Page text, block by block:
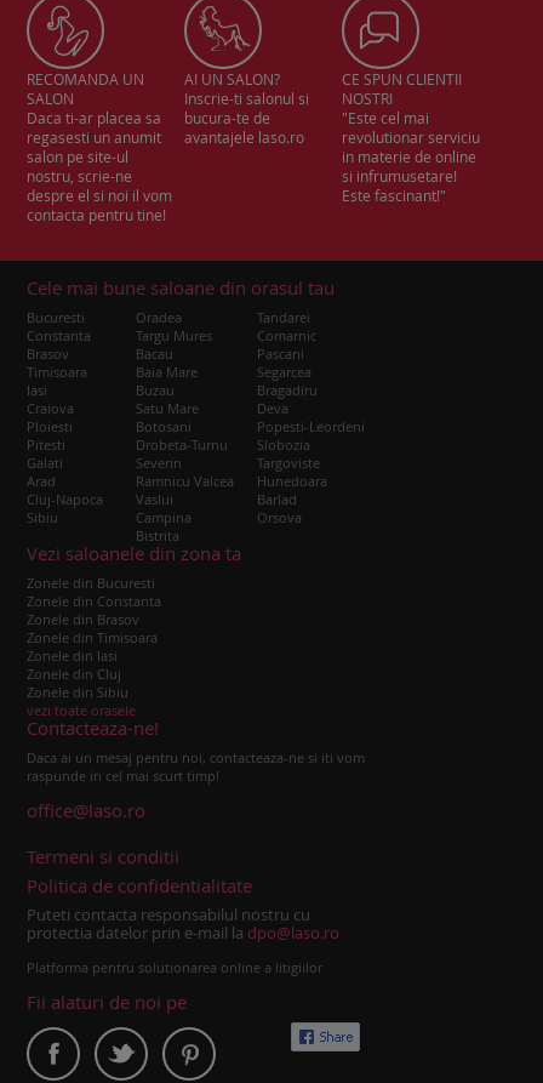
RECOMANDA UN
SALON
Daca ti-ar placea sa
regasesti un anumit
salon pe site-ul
nostru, scrie-ne
despre el si noi il vom
contacta pentru tine!
AI UN SALON?
Inscrie-ti salonul si
bucura-te de
avantajele laso.ro
CE SPUN CLIENTII
NOSTRI
"Este cel mai
revolutionar serviciu
in materie de online
si infrumusetare!
Este fascinant!"
Cele mai bune saloane din orasul tau
Bucuresti
Constanta
Brasov
Timisoara
Iasi
Craiova
Ploiesti
Pitesti
Galati
Arad
Cluj-Napoca
Sibiu
Oradea
Targu Mures
Bacau
Baia Mare
Buzau
Satu Mare
Botosani
Drobeta-Turnu
Severin
Ramnicu Valcea
Vaslui
Campina
Bistrita
Tandarei
Comarnic
Pascani
Segarcea
Bragadiru
Deva
Popesti-Leordeni
Slobozia
Targoviste
Hunedoara
Barlad
Orsova
Vezi saloanele din zona ta
Zonele din Bucuresti
Zonele din Constanta
Zonele din Brasov
Zonele din Timisoara
Zonele din Iasi
Zonele din Cluj
Zonele din Sibiu
vezi toate orasele
Contacteaza-ne!
Daca ai un mesaj pentru noi, contacteaza-ne si iti vom
raspunde in cel mai scurt timp!
office@laso.ro
Termeni si conditii
Politica de confidentialitate
Puteti contacta responsabilul nostru cu
protectia datelor prin e-mail la dpo@laso.ro
Platforma pentru solutionarea online a litigiilor
Fii alaturi de noi pe